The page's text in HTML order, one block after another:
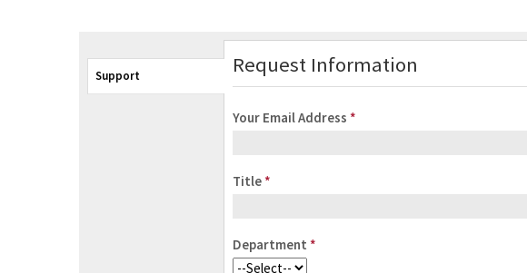
Support Request Information
Your Email Address *
Title *
Department *